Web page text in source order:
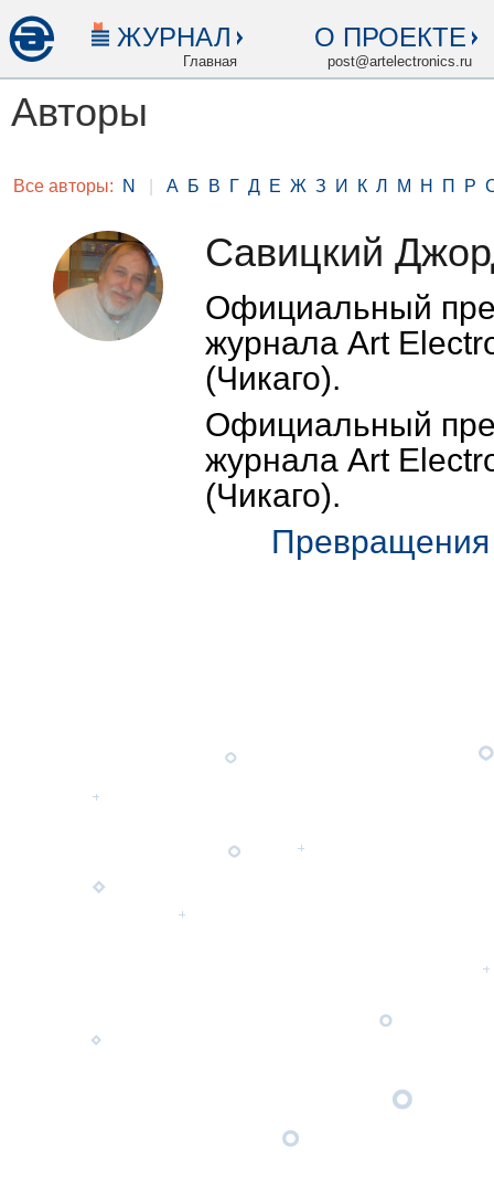
ЖУРНАЛ
Главная
О ПРОЕКТЕ
post@artelectronics.ru
Авторы
Все авторы: N А Б В Г Д Е Ж З И К Л М Н П Р
Савицкий
Официальный
журнала Art
(Чикаго).
Официальный
журнала Art
(Чикаго).